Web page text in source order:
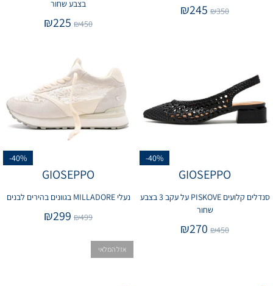
₪350
₪245
בצבע שחור
₪450
₪225
-40%
GIOSEPPO
סנדלים קלועים PISKOVE על עקב 3 בצבע
שחור
₪450
₪270
-40%
GIOSEPPO
נעלי MILLADORE בגוונים בהירים לבנים
₪499
₪299
אזל המלאי